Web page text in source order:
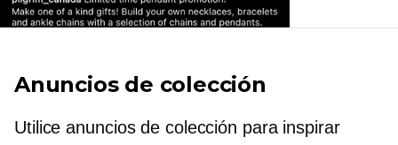
Anuncios de colección
Utilice anuncios de colección para inspirar